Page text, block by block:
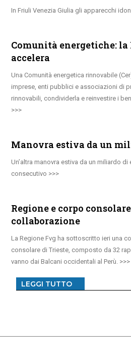
In Friuli Venezia Giulia gli apparecchi
Comunità energetiche: la
accelera
Una Comunità energetica rinnovabile
imprese, enti pubblici e associazioni di
rinnovabili, condividerla e reinvestire i
Manovra estiva da un
Un’altra manovra estiva da un miliardo
consecutivo
Regione e corpo
collaborazione
La Regione Fvg ha sottoscritto ieri una
consolare di Trieste, composto da 32
vanno dai Balcani occidentali al Perù.
LEGGI TUTTO